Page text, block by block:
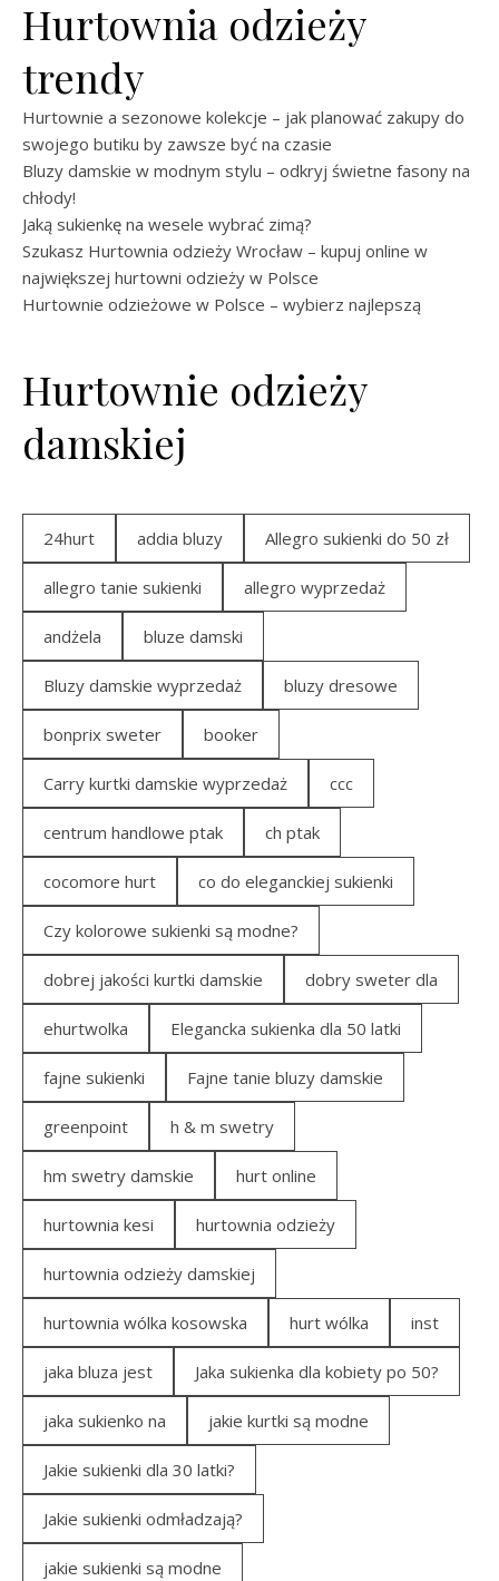
Hurtownia odzieży
trendy
Hurtownie a sezonowe kolekcje – jak planować zakupy do
swojego butiku by zawsze być na czasie
Bluzy damskie w modnym stylu – odkryj świetne fasony na
chłody!
Jaką sukienkę na wesele wybrać zimą?
Szukasz Hurtownia odzieży Wrocław – kupuj online w
największej hurtowni odzieży w Polsce
Hurtownie odzieżowe w Polsce – wybierz najlepszą
Hurtownie odzieży
damskiej
24hurt addia bluzy Allegro sukienki do 50 zł
allegro tanie sukienki allegro wyprzedaż
andżela bluze damski
Bluzy damskie wyprzedaż bluzy dresowe
bonprix sweter booker
Carry kurtki damskie wyprzedaż ccc
centrum handlowe ptak ch ptak
cocomore hurt co do eleganckiej sukienki
Czy kolorowe sukienki są modne?
dobrej jakości kurtki damskie dobry sweter dla
ehurtwolka Elegancka sukienka dla 50 latki
fajne sukienki Fajne tanie bluzy damskie
greenpoint h & m swetry
hm swetry damskie hurt online
hurtownia kesi hurtownia odzieży
hurtownia odzieży damskiej
hurtownia wólka kosowska hurt wólka inst
jaka bluza jest Jaka sukienka dla kobiety po 50?
jaka sukienko na jakie kurtki są modne
Jakie sukienki dla 30 latki?
Jakie sukienki odmładzają?
jakie sukienki są modne